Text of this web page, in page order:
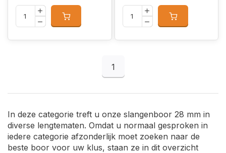
1
In deze categorie treft u onze slangenboor 28 mm in
diverse lengtematen. Omdat u normaal gesproken in
iedere categorie afzonderlijk moet zoeken naar de
beste boor voor uw klus, staan ze in dit overzicht